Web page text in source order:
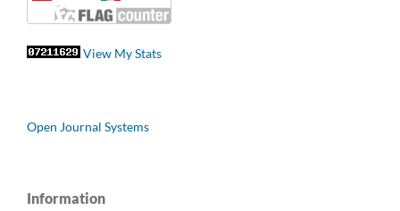
View My Stats
Open Journal Systems
Information